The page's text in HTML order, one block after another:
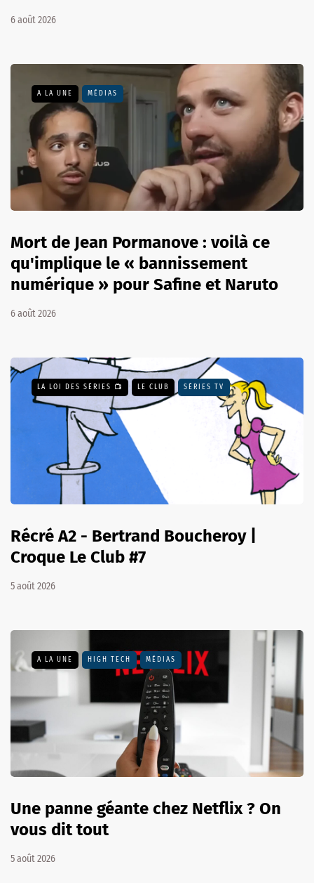
6 août 2026
A LA UNE MÉDIAS
Mort de Jean Pormanove : voilà ce
qu'implique le « bannissement
numérique » pour Safine et Naruto
6 août 2026
LA LOI DES SÉRIES 📺 LE CLUB SÉRIES TV
Récré A2 - Bertrand Boucheroy |
Croque Le Club #7
5 août 2026
A LA UNE HIGH TECH MÉDIAS
Une panne géante chez Netflix ? On
vous dit tout
5 août 2026